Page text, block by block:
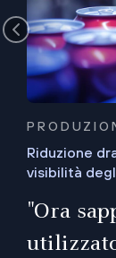
Riduzione
visibilità
"Ora